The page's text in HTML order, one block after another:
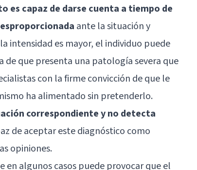
es capaz de darse cuenta a tiempo de
ante la situación y
intensidad es mayor, el individuo puede
de que presenta una patología severa que
con la firme convicción de que le
ha alimentado sin pretenderlo.
correspondiente y no detecta
de aceptar este diagnóstico como
opiniones.
en algunos casos puede provocar que el